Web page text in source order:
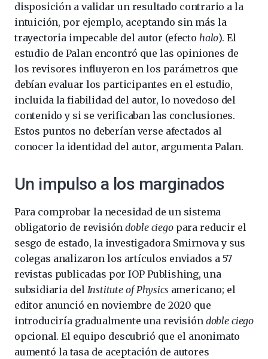
disposición a validar un resultado contrario a la
intuición, por ejemplo, aceptando sin más la
trayectoria impecable del autor (efecto halo). El
estudio de Palan encontró que las opiniones de
los revisores influyeron en los parámetros que
debían evaluar los participantes en el estudio,
incluida la fiabilidad del autor, lo novedoso del
contenido y si se verificaban las conclusiones.
Estos puntos no deberían verse afectados al
conocer la identidad del autor, argumenta Palan.
Un impulso a los marginados
Para comprobar la necesidad de un sistema
obligatorio de revisióndoble ciego para reducir el
sesgo de estado, la investigadora Smirnova y sus
colegas analizaron los artículos enviados a 57
revistas publicadas por IOP Publishing, una
subsidiaria del Institute of Physics americano; el
editor anunció en noviembre de 2020 que
introduciría gradualmente una revisión doble ciego
opcional. El equipo descubrió que el anonimato
aumentó la tasa de aceptación de autores